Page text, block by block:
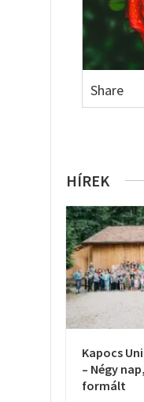
Share
HÍREK
Kapocs
– Négy
formált